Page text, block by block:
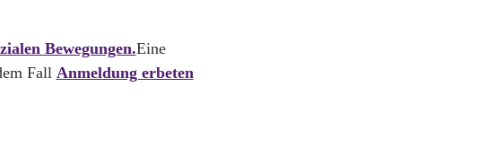
Bewegungen.Eine
Fall Anmeldung erbeten